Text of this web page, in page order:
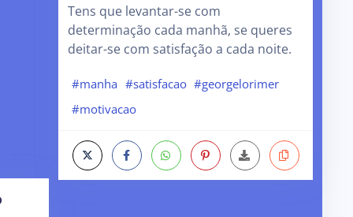
Tens que levantar-se com
determinação cada manhã, se queres
deitar-se com satisfação a cada noite.
#manha #satisfacao #georgelorimer
#motivacao